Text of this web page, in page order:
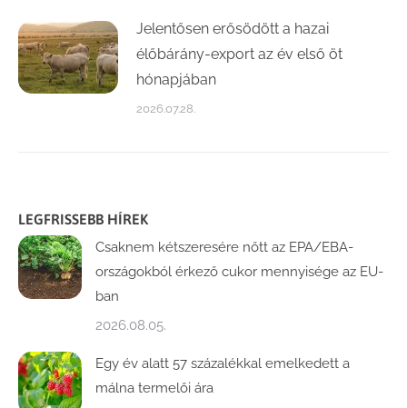
Jelentősen erősödött a hazai
élőbárány-export az év első öt
hónapjában
2026.07.28.
LEGFRISSEBB HÍREK
Csaknem kétszeresére nőtt az EPA/EBA-
országokból érkező cukor mennyisége az EU-
ban
2026.08.05.
Egy év alatt 57 százalékkal emelkedett a
málna termelői ára